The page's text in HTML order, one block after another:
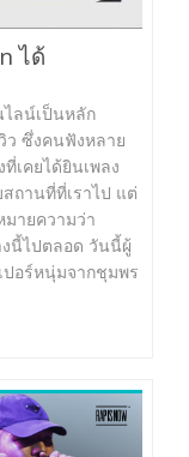
ได้
ไลน์เป็นหลัก
ว ซึ่งคนฟังหลาย
เคยได้ยินเพลง
ถานที่ที่เราไป แต่
มายความว่า
นี้ไปตลอด วันนี้ผู้
อร์หนุ่มจากชุมพร